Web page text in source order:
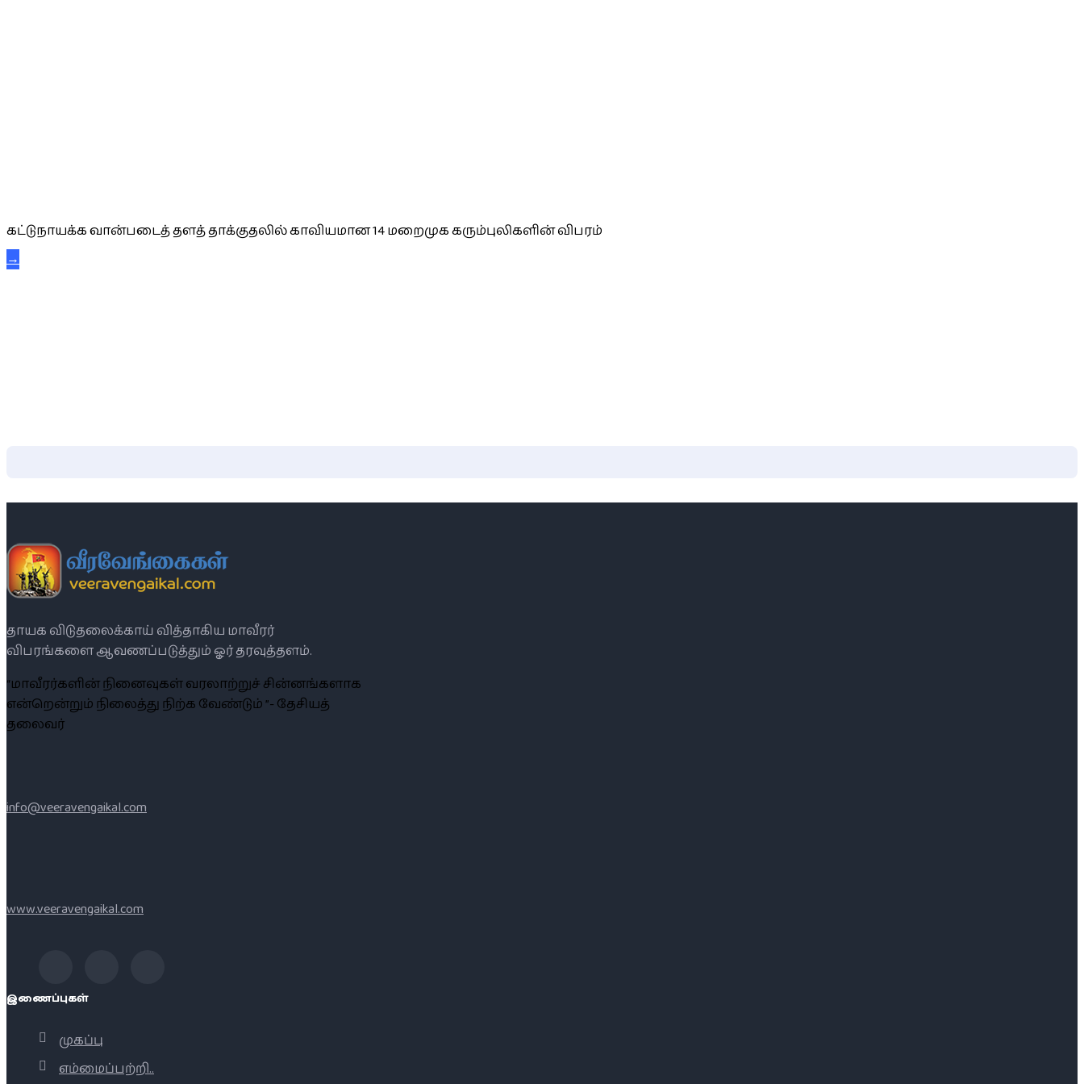
கட்டுநாயக்க வான்படைத் தளத் தாக்குதலில் காவியமான 14 மறைமுக கரும்புலிகளின் விபரம்
→
தாயக விடுதலைக்காய் வித்தாகிய மாவீரர்
விபரங்களை ஆவணப்படுத்தும் ஓர் தரவுத்தளம்.
“மாவீரர்களின் நினைவுகள் வரலாற்றுச் சின்னங்களாக
என்றென்றும் நிலைத்து நிற்க வேண்டும் ”- தேசியத்
தலைவர்
info@veeravengaikal.com
www.veeravengaikal.com
இணைப்புகள்
முகப்பு
எம்மைப்பற்றி..